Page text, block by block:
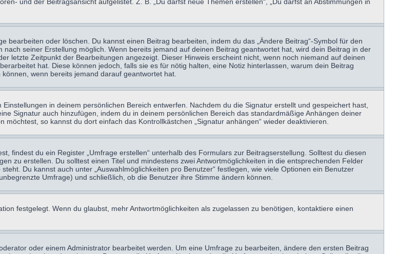
oder löschen. Du kannst einen Beitrag bearbeiten, indem du das „Ändere Beitrag“-Symbol für den
seiner Erstellung möglich. Wenn bereits jemand auf deinen Beitrag geantwortet hat, wird dein Beitrag in der
letzte Zeitpunkt der Bearbeitungen angezeigt. Dieser Hinweis erscheint nicht, wenn noch niemand auf deinen
hat. Diese können jedoch, falls sie es für nötig halten, eine Notiz hinterlassen, warum dein Beitrag
wenn bereits jemand darauf geantwortet hat.
in deinem persönlichen Bereich entwerfen. Nachdem du die Signatur erstellt und gespeichert hast,
Signatur auch hinzufügen, indem du in deinem persönlichen Bereich das standardmäßige Anhängen deiner
so kannst du dort einfach das Kontrollkästchen „Signatur anhängen“ wieder deaktivieren.
findest du ein Register „Umfrage erstellen“ unterhalb des Formulars zur Beitragserstellung. Solltest du diesen
zu erstellen. Du solltest einen Titel und mindestens zwei Antwortmöglichkeiten in die entsprechenden Felder
Du kannst auch unter „Auswahlmöglichkeiten pro Benutzer“ festlegen, wie viele Optionen ein Benutzer
Umfrage) und schließlich, ob die Benutzer ihre Stimme ändern können.
festgelegt. Wenn du glaubst, mehr Antwortmöglichkeiten als zugelassen zu benötigen, kontaktiere einen
oder einem Administrator bearbeitet werden. Um eine Umfrage zu bearbeiten, ändere den ersten Beitrag